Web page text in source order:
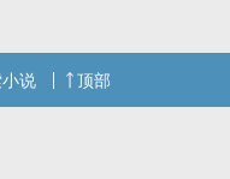
说 顶部